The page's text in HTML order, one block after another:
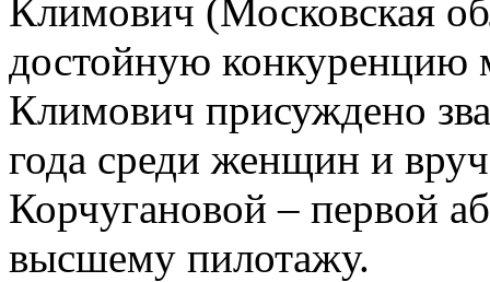
Климович (Московская
достойную конкуренцию
Климович присуждено
года среди женщин и
Корчугановой – первой
высшему пилотажу.